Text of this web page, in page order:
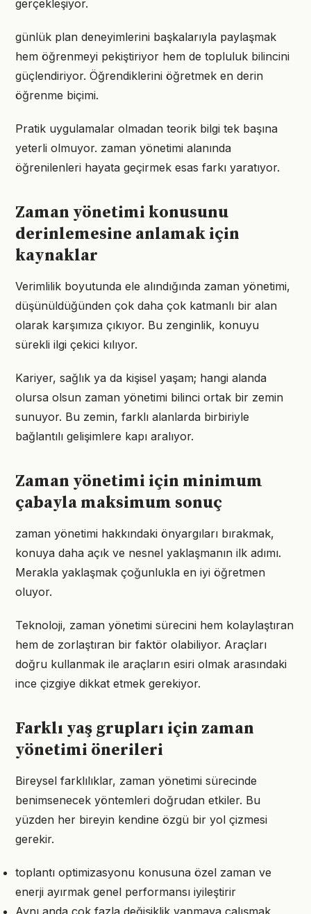
gerçekleşiyor.
günlük plan deneyimlerini başkalarıyla paylaşmak
hem öğrenmeyi pekiştiriyor hem de topluluk bilincini
güçlendiriyor. Öğrendiklerini öğretmek en derin
öğrenme biçimi.
Pratik uygulamalar olmadan teorik bilgi tek başına
yeterli olmuyor. zaman yönetimi alanında
öğrenilenleri hayata geçirmek esas farkı yaratıyor.
Zaman yönetimi konusunu
derinlemesine anlamak için
kaynaklar
Verimlilik boyutunda ele alındığında zaman yönetimi,
düşünüldüğünden çok daha çok katmanlı bir alan
olarak karşımıza çıkıyor. Bu zenginlik, konuyu
sürekli ilgi çekici kılıyor.
Kariyer, sağlık ya da kişisel yaşam; hangi alanda
olursa olsun zaman yönetimi bilinci ortak bir zemin
sunuyor. Bu zemin, farklı alanlarda birbiriyle
bağlantılı gelişimlere kapı aralıyor.
Zaman yönetimi için minimum
çabayla maksimum sonuç
zaman yönetimi hakkındaki önyargıları bırakmak,
konuya daha açık ve nesnel yaklaşmanın ilk adımı.
Merakla yaklaşmak çoğunlukla en iyi öğretmen
oluyor.
Teknoloji, zaman yönetimi sürecini hem kolaylaştıran
hem de zorlaştıran bir faktör olabiliyor. Araçları
doğru kullanmak ile araçların esiri olmak arasındaki
ince çizgiye dikkat etmek gerekiyor.
Farklı yaş grupları için zaman
yönetimi önerileri
Bireysel farklılıklar, zaman yönetimi sürecinde
benimsenecek yöntemleri doğrudan etkiler. Bu
yüzden her bireyin kendine özgü bir yol çizmesi
gerekir.
toplantı optimizasyonu konusuna özel zaman ve
enerji ayırmak genel performansı iyileştirir
Aynı anda çok fazla değişiklik yapmaya çalışmak